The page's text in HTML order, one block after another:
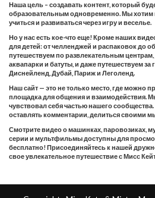
Наша цель – создавать контент, который
образовательным одновременно. Мы хотим
учиться и развиваться через игру и веселье.
Но у нас есть кое-что еще! Кроме наших
для детей: от челленджей и распаковок до
путешествуем по развлекательным
аквапарки и батуты, и даже путешествуем за
Диснейленд, Дубай, Париж и Леголенд.
Наш сайт — это не только место, где можно
площадка для общения и взаимодействия.
чувствовал себя частью нашего
оставлять комментарии, делиться своими
Смотрите видео о машинках, паровозиках,
серии и мультфильмы доступны для
бесплатно! Присоединяйтесь к нашей
свое увлекательное путешествие с Мисс